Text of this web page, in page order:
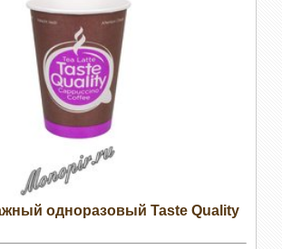
одноразовый Taste Quality